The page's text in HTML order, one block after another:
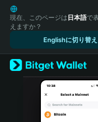
English
日本語
Tiếng Việt
Español (Latinoamérica)
Türkçe
Italiano
現在、このページは日本語で
えますか？
Englishに切り替